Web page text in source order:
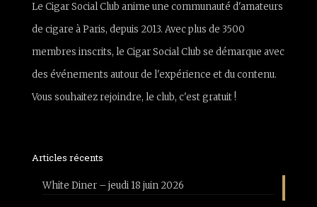
Le Cigar Social Club anime une communauté d'amateurs
de cigare à Paris, depuis 2013. Avec plus de 3500
membres inscrits, le Cigar Social Club se démarque avec
des événements autour de l'expérience et du contenu.
Vous souhaitez rejoindre, le club, c'est gratuit !
Articles récents
White Diner – jeudi 18 juin 2026